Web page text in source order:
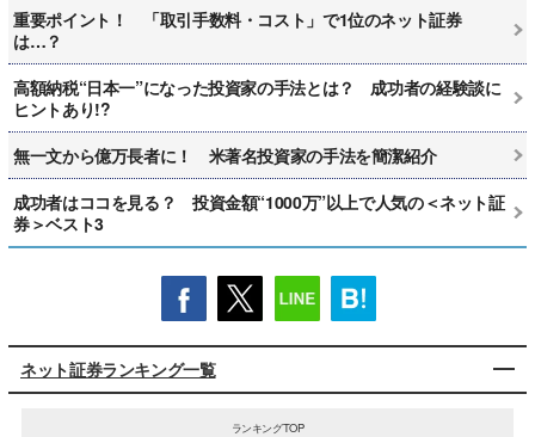
重要ポイント！ 「取引手数料・コスト」で1位のネット証券
は…？
高額納税“日本一”になった投資家の手法とは？ 成功者の経験談に
ヒントあり!?
無一文から億万長者に！ 米著名投資家の手法を簡潔紹介
成功者はココを見る？ 投資金額“1000万”以上で人気の＜ネット証
券＞ベスト3
ネット証券ランキング一覧
ランキングTOP